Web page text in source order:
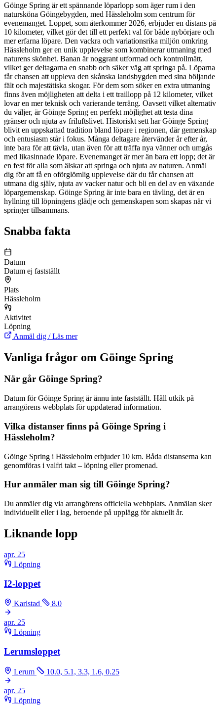
Göinge Spring är ett spännande löparlopp som äger rum i den
natursköna Göingebygden, med Hässleholm som centrum för
evenemanget. Loppet, som återkommer 2026, erbjuder en distans på
10 kilometer, vilket gör det till ett perfekt val för både nybörjare och
mer erfarna löpare. Den vackra och variationsrika miljön omkring
Hässleholm ger en unik upplevelse som kombinerar utmaning med
naturens skönhet. Banan är noggrant utformad och kontrollmätt,
vilket ger deltagarna en snabb och säker väg att springa på. Löparna
får chansen att uppleva den skånska landsbygden med sina böljande
fält och majestätiska skogar. För dem som söker en extra utmaning
finns även möjligheten att delta i ett traillopp på 12 kilometer, vilket
lovar en mer teknisk och varierande terräng. Oavsett vilket alternativ
du väljer, är Göinge Spring en perfekt möjlighet att testa dina
gränser och njuta av friluftslivet. Historiskt sett har Göinge Spring
blivit en uppskattad tradition bland löpare i regionen, där gemenskap
och entusiasm står i fokus. Många deltagare återvänder år efter år,
inte bara för att tävla, utan även för att träffa nya vänner och umgås
med likasinnade löpare. Evenemanget är mer än bara ett lopp; det är
en fest för alla som älskar att springa och njuta av naturen. Anmäl
dig för att få en oförglömlig upplevelse där du får chansen att
utmana dig själv, njuta av vacker natur och bli en del av en växande
löpargemenskap. Göinge Spring är inte bara en tävling, det är en
hyllning till löpningens glädje och gemenskapen som skapas när vi
springer tillsammans.
Snabba fakta
Datum
Datum ej fastställt
Plats
Hässleholm
Aktivitet
Löpning
Anmäl dig / Läs mer
Vanliga frågor om Göinge Spring
När går Göinge Spring?
Datum för Göinge Spring är ännu inte fastställt. Håll utkik på
arrangörens webbplats för uppdaterad information.
Vilka distanser finns på Göinge Spring i
Hässleholm?
Göinge Spring i Hässleholm erbjuder 10 km. Båda distanserna kan
genomföras i valfri takt – löpning eller promenad.
Hur anmäler man sig till Göinge Spring?
Du anmäler dig via arrangörens officiella webbplats. Anmälan sker
individuellt eller i lag, beroende på upplägg för aktuellt år.
Liknande lopp
apr. 25
Löpning
I2-loppet
Karlstad 8.0
apr. 25
Löpning
Lerumsloppet
Lerum 10.0, 5.1, 3.3, 1.6, 0.25
apr. 25
Löpning